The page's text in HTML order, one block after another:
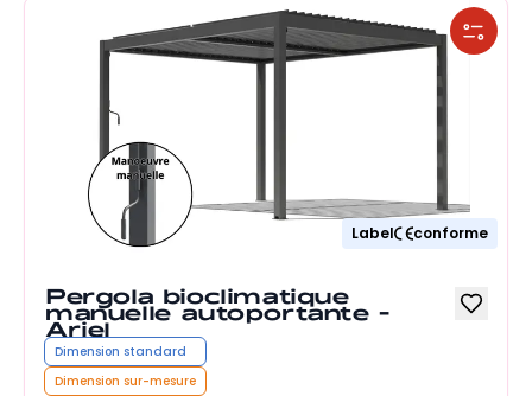
Label conforme
Pergola bioclimatique
manuelle autoportante -
Ariel
Dimension standard
Dimension sur-mesure